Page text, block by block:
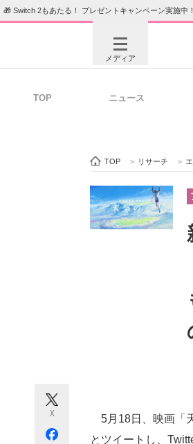
🎁 Switch 2もあたる！ プレゼントキャンペーン実施中！
メディア
ビジネスと働き方
ITエンジニア向け専
モノづくり技術者専
TOP ニュース
TOP > リサーチ >
X
5月18日、映画「
とツイートし、